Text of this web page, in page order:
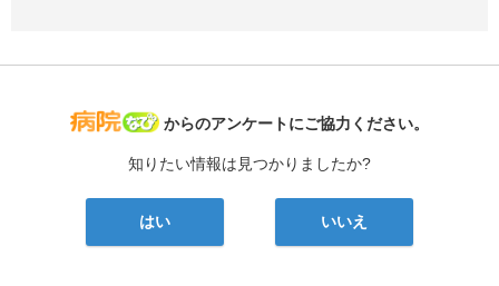
病院なび
からのアンケートにご協力ください。
知りたい情報は見つかりましたか?
はい いいえ